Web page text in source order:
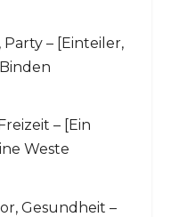
Party – [Einteiler,
– [Ein
Weste
Gesundheit –